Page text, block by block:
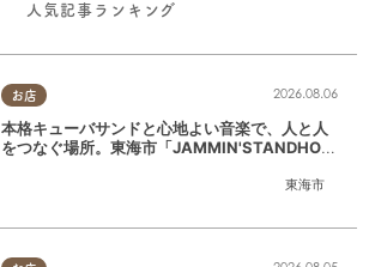
人気記事ランキング
お店
東海市
2026.08.06
本格キューバサンドと心地よい音楽で、人と人
をつなぐ場所。東海市「JAMMIN'STANDHOU